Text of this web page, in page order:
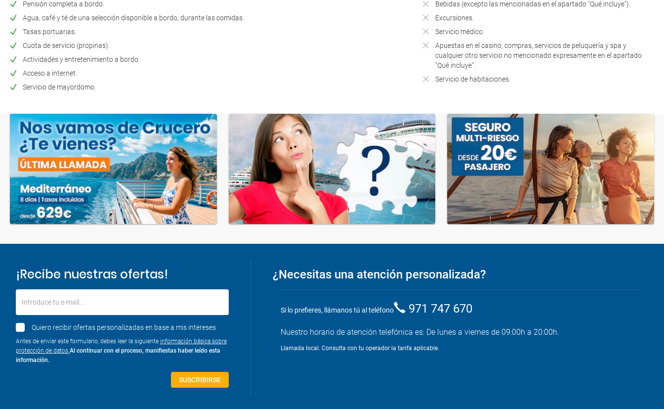
Pensión completa a bordo.
Agua, café y té de una selección disponible a bordo, durante las comidas.
Tasas portuarias.
Cuota de servicio (propinas).
Actividades y entretenimiento a bordo.
Acceso a internet.
Servicio de mayordomo.
Bebidas (excepto las mencionadas en el apartado "Qué incluye").
Excursiones.
Servicio médico.
Apuestas en el casino, compras, servicios de peluquería y spa y
cualquier otro servicio no mencionado expresamente en el apartado
"Qué incluye".​
Servicio de habitaciones.
¡Recibe nuestras ofertas!
Introduce tu e-mail...
Quiero recibir ofertas personalizadas en base a mis intereses
Antes de enviar este formulario, debes leer la siguiente información básica sobre
protección de datos Al continuar con el proceso, manifiestas haber leído esta
información.
SUSCRIBIRSE
¿Necesitas una atención personalizada?
Si lo prefieres, llámanos tú al teléfono 971 747 670
Nuestro horario de atención telefónica es: De lunes a viernes de 09:00h a 20:00h.
Llamada local. Consulta con tu operador la tarifa aplicable.